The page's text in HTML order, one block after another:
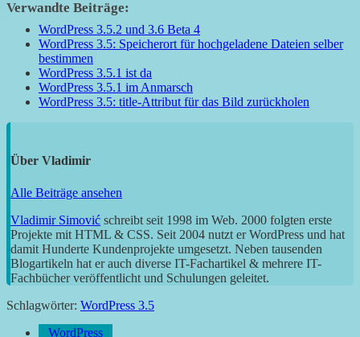
Verwandte Beiträge:
WordPress 3.5.2 und 3.6 Beta 4
WordPress 3.5: Speicherort für hochgeladene Dateien selber
bestimmen
WordPress 3.5.1 ist da
WordPress 3.5.1 im Anmarsch
WordPress 3.5: title-Attribut für das Bild zurückholen
Über Vladimir
Alle Beiträge ansehen
Vladimir Simović schreibt seit 1998 im Web. 2000 folgten erste
Projekte mit HTML & CSS. Seit 2004 nutzt er WordPress und hat
damit Hunderte Kundenprojekte umgesetzt. Neben tausenden
Blogartikeln hat er auch diverse IT-Fachartikel & mehrere IT-
Fachbücher veröffentlicht und Schulungen geleitet.
Schlagwörter: WordPress 3.5
WordPress